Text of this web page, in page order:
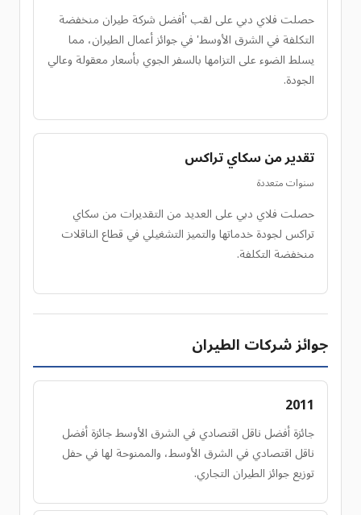
حصلت فلاي دبي على لقب 'أفضل شركة طيران منخفضة
التكلفة في الشرق الأوسط' في جوائز أعمال الطيران، مما
يسلط الضوء على التزامها بالسفر الجوي بأسعار معقولة وعالي
الجودة.
تقدير من سكاي تراكس
سنوات متعددة
حصلت فلاي دبي على العديد من التقديرات من سكاي
تراكس لجودة خدماتها والتميز التشغيلي في قطاع الناقلات
منخفضة التكلفة.
جوائز شركات الطيران
2011
جائزة أفضل ناقل اقتصادي في الشرق الأوسط جائزة أفضل
ناقل اقتصادي في الشرق الأوسط، والممنوحة لها في حفل
توزيع جوائز الطيران التجاري.